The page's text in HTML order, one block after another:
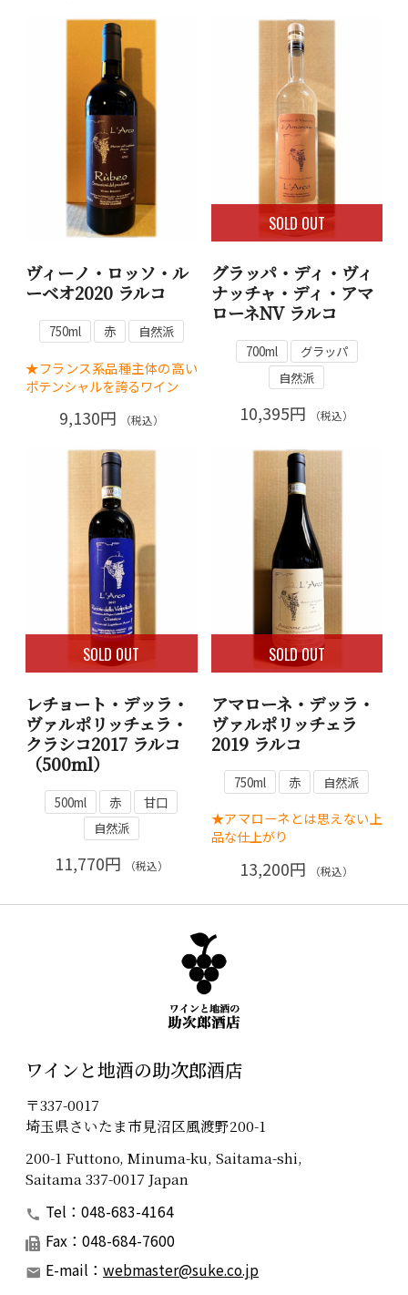
ヴィーノ・ロッソ・ル
ーベオ2020 ラルコ
750ml 赤 自然派
★フランス系品種主体の高い
ポテンシャルを誇るワイン
9,130円 （税込）
SOLD OUT
グラッパ・ディ・ヴィ
ナッチャ・ディ・アマ
ローネNV ラルコ
700ml
グラッパ
自然派
10,395円 （税込）
SOLD OUT
レチョート・デッラ・
ヴァルポリッチェラ・
クラシコ2017 ラルコ
（500ml）
500ml 赤
甘口
自然派
11,770円 （税込）
SOLD OUT
アマローネ・デッラ・
ヴァルポリッチェラ
2019 ラルコ
750ml 赤 自然派
★アマローネとは思えない上
品な仕上がり
13,200円 （税込）
ワインと地酒の助次郎酒店
〒337-0017
埼玉県さいたま市見沼区風渡野200-1
200-1 Futtono, Minuma-ku, Saitama-shi,
Saitama 337-0017 Japan
Tel：048-683-4164
Fax：048-684-7600
E-mail： webmaster@suke.co.jp